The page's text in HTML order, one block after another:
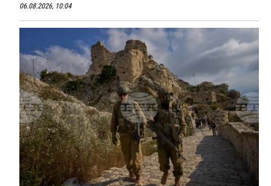
06.08.2026, 10:04